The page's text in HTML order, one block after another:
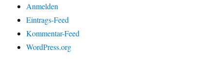
Anmelden
Eintrags-Feed
Kommentar-Feed
WordPress.org